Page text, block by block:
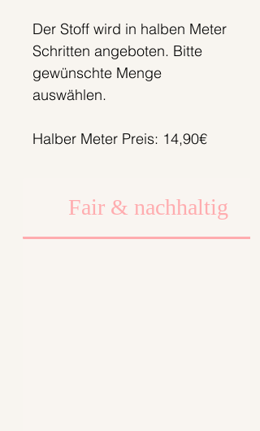
Der Stoff wird in halben Meter
Schritten angeboten. Bitte
gewünschte Menge
auswählen.
Halber Meter Preis: 14,90€
Fair & nachhaltig